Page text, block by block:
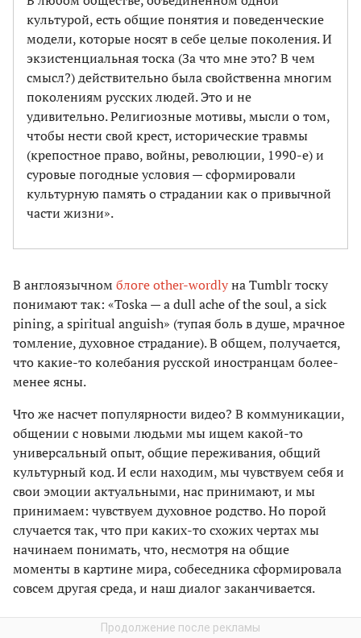
культурой, есть общие понятия и поведенческие
модели, которые носят в себе целые поколения. И
экзистенциальная тоска (За что мне это? В чем
смысл?) действительно была свойственна многим
поколениям русских людей. Это и не
удивительно. Религиозные мотивы, мысли о том,
чтобы нести свой крест, исторические травмы
(крепостное право, войны, революции, 1990-е) и
суровые погодные условия — сформировали
культурную память о страдании как о привычной
части жизни».
В англоязычномблоге other-wordlyна Tumblr тоску
понимают так: «Toska — a dull ache of the soul, a sick
pining, a spiritual anguish» (тупая боль в душе, мрачное
томление, духовное страдание). В общем, получается,
что какие-то колебания русской иностранцам более-
менее ясны.
Что же насчет популярности видео? В коммуникации,
общении с новыми людьми мы ищем какой-то
универсальный опыт, общие переживания, общий
культурный код. И если находим, мы чувствуем себя и
свои эмоции актуальными, нас принимают, и мы
принимаем: чувствуем духовное родство. Но порой
случается так, что при каких-то схожих чертах мы
начинаем понимать, что, несмотря на общие
моменты в картине мира, собеседника сформировала
совсем другая среда, и наш диалог заканчивается.